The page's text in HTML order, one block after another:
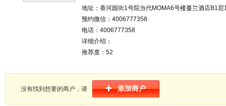
地址：香河园街1号院当代MOMA6号楼蔓兰酒店B1层
预约微信：4006777358
电话：4006777358
详细介绍：
推荐度：52
没有找到想要的商户，请 添加商户